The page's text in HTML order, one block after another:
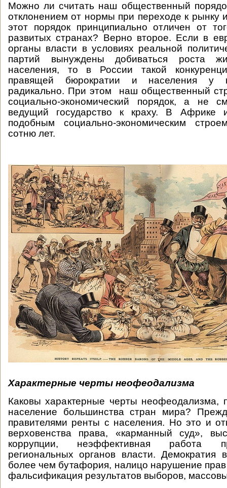
Можно ли считать наш общественный
отклонением от нормы при переходе к рынку
этот порядок принципиально отличен от
развитых странах? Верно второе. Если в
органы власти в условиях реальной
партий вынуждены добиваться роста
населения, то в России такой
правящей бюрократии и населения у
радикально. При этом наш общественный
социально-экономический порядок, а не
ведущий государство к краху. В
подобным социально-экономическим
сотню лет.
Характерные черты неофеодализма
Каковы характерные черты неофеодализма,
население большинства стран мира?
правителями ренты с населения. Но это и
верховенства права, «карманный суд»,
коррупции, неэффективная работа
региональных органов власти. Демократия
более чем бутафория, налицо нарушение
фальсификация результатов выборов,